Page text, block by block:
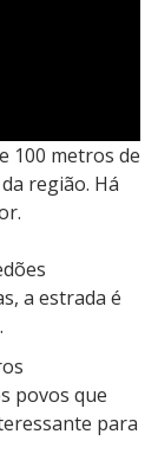
100 metros de
região. Há
a estrada é
povos que
para